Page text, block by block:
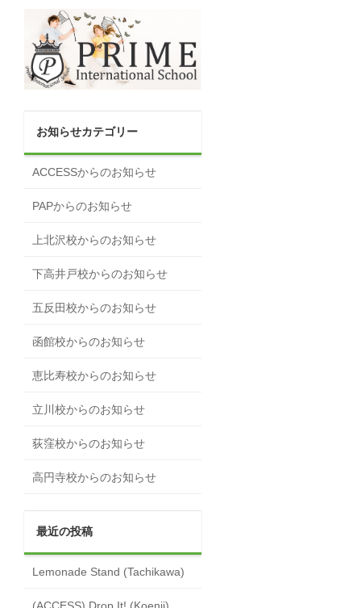
お知らせカテゴリー
ACCESSからのお知らせ
PAPからのお知らせ
上北沢校からのお知らせ
下高井戸校からのお知らせ
五反田校からのお知らせ
函館校からのお知らせ
恵比寿校からのお知らせ
立川校からのお知らせ
荻窪校からのお知らせ
高円寺校からのお知らせ
最近の投稿
Lemonade Stand (Tachikawa)